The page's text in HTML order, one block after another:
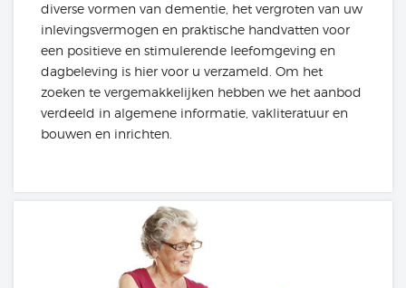
diverse vormen van dementie, het vergroten van uw
inlevingsvermogen en praktische handvatten voor
een positieve en stimulerende leefomgeving en
dagbeleving is hier voor u verzameld. Om het
zoeken te vergemakkelijken hebben we het aanbod
verdeeld in algemene informatie, vakliteratuur en
bouwen en inrichten.